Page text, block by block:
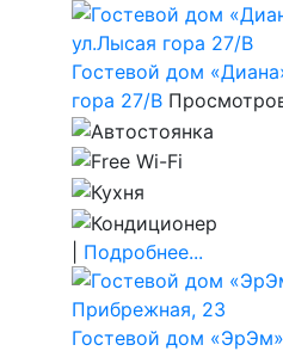
Гостевой дом
гора 27/В
Подробнее...
Гостевой дом